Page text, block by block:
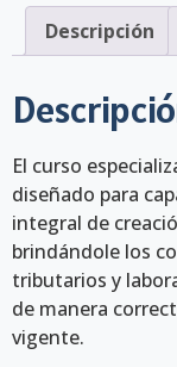
Descripción
El curso
diseñado para
integral de
brindándole los
tributarios y
de manera
vigente.